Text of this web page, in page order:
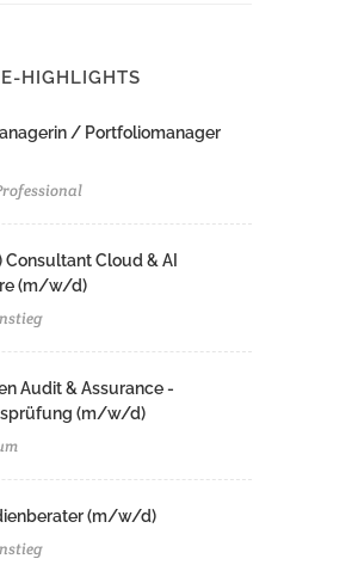
HIGHLIGHTS
/ Portfoliomanager
Consultant Cloud & AI
(m/w/d)​
Audit & Assurance -
(m/w/d)
(m/w/d)